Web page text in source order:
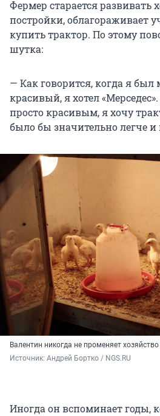
Фермер старается развивать
постройки, облагораживает
купить трактор. По этому
шутка:
— Как говорится, когда я был
красивый, я хотел
просто красивым, я хочу
было бы значительно легче
Валентин никогда не променяет
Источник: Андрей Бортко / NGS.RU
Иногда он вспоминает годы,